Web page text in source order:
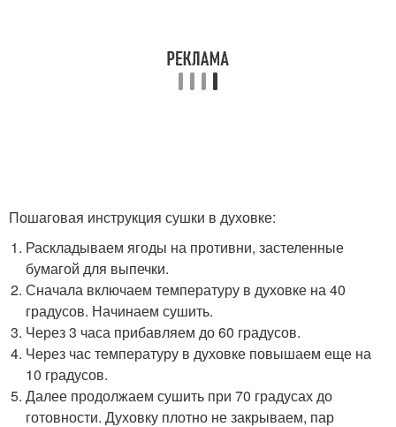
Пошаговая инструкция сушки в духовке:
Раскладываем ягоды на противни, застеленные
бумагой для выпечки.
Сначала включаем температуру в духовке на 40
градусов. Начинаем сушить.
Через 3 часа прибавляем до 60 градусов.
Через час температуру в духовке повышаем еще на
10 градусов.
Далее продолжаем сушить при 70 градусах до
готовности. Духовку плотно не закрываем, пар